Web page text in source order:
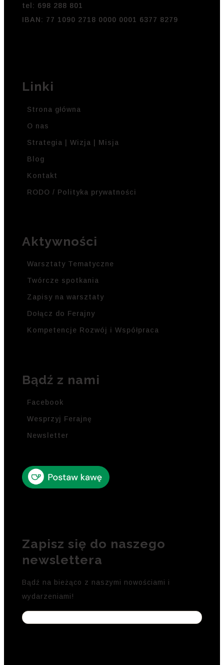
tel: 698 288 801
IBAN: 77 1090 2718 0000 0001 6377 8279
Linki
Strona główna
O nas
Strategia | Wizja | Misja
Blog
Kontakt
RODO / Polityka prywatności
Aktywności
Warsztaty Tematyczne
Twórcze spotkania
Zapisy na warsztaty
Dołącz do Ferajny
Kompetencje Rozwój i Współpraca
Bądź z nami
Facebook
Wesprzyj Ferajnę
Newsletter
Zapisz się do naszego
newslettera
Bądź na bieżąco z naszymi nowościami i
wydarzeniami!